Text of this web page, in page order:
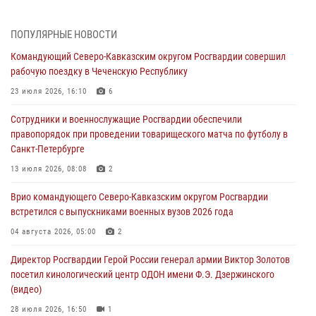
второй годовщине вторжения ВСУ на территорию области
06 августа 2026, 11:56
угрожавшего подростку травматическим пистолетом
06 августа 2026, 11:33 1
В Зауралье при содействии СОБР Росгвардии ликвидирована
06 августа 2026, 11:27
В Москве росгвардейцы задержали троих мужчин, устроивших
06 августа 2026, 11:20 1
ПОПУЛЯРНЫЕ НОВОСТИ
Командующий Северо-Кавказским округом Росгвардии совершил
рабочую поездку в Чеченскую Республику
23 июля 2026, 16:10 6
Сотрудники и военнослужащие Росгвардии обеспечили
правопорядок при проведении товарищеского матча по футболу в
Санкт-Петербурге
13 июля 2026, 08:08 2
Врио командующего Северо-Кавказским округом Росгвардии
встретился с выпускниками военных вузов 2026 года
04 августа 2026, 05:00 2
Директор Росгвардии Герой России генерал армии Виктор Золотов
посетил кинологический центр ОДОН имени Ф.Э. Дзержинского
(видео)
28 июля 2026, 16:50 1